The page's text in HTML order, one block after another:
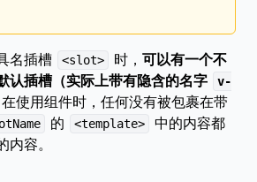
名插槽 <slot> 时， 可以有一个不
认插槽（实际上带有隐含的名字
v-
使用组件时，任何没有被包裹在带
的 <template>
中的内容都
容。